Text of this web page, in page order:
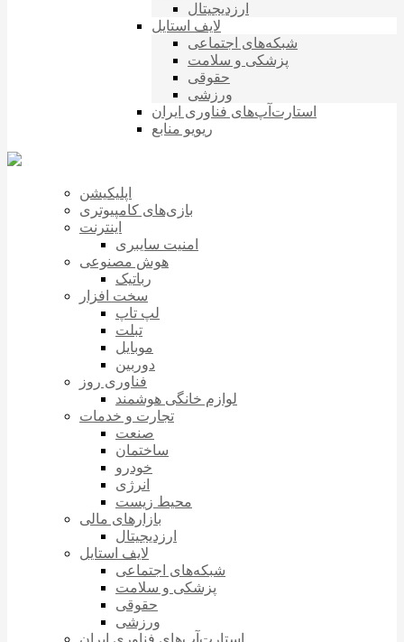
ارزدیجیتال
لایف استایل
شبکه‌های اجتماعی
پزشکی و سلامت
حقوقی
ورزشی
استارت‌آپ‌های فناوری ایران
ریویو منابع
اپلیکیشن
بازی‌های کامپیوتری
اینترنت
امنیت سایبری
هوش مصنوعی
رباتیک
سخت افزار
لپ تاپ
تبلت
موبایل
دوربین
فناوری روز
لوازم خانگی هوشمند
تجارت و خدمات
صنعت
ساختمان
خودرو
انرژی
محیط زیست
بازارهای مالی
ارزدیجیتال
لایف استایل
شبکه‌های اجتماعی
پزشکی و سلامت
حقوقی
ورزشی
استارت‌آپ‌های فناوری ایران